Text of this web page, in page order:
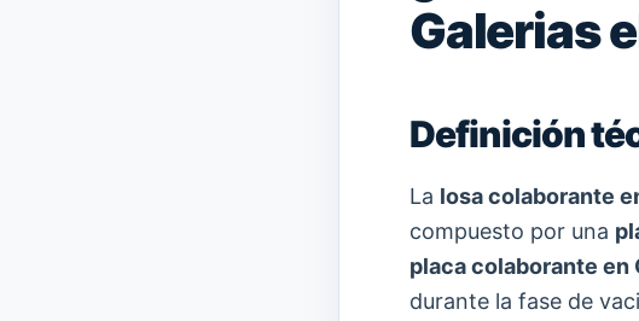
Galerias
Definición
La losa colaborante
compuesto por una
placa colaborante en
durante la fase de